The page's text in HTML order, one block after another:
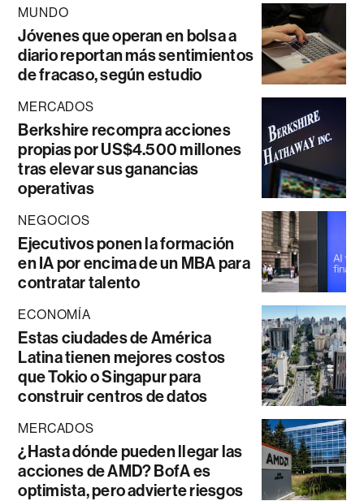
MUNDO
Jóvenes que operan en bolsa a
diario reportan más sentimientos
de fracaso, según estudio
MERCADOS
Berkshire recompra acciones
propias por US$4.500 millones
tras elevar sus ganancias
operativas
NEGOCIOS
Ejecutivos ponen la formación
en IA por encima de un MBA para
contratar talento
ECONOMÍA
Estas ciudades de América
Latina tienen mejores costos
que Tokio o Singapur para
construir centros de datos
MERCADOS
¿Hasta dónde pueden llegar las
acciones de AMD? BofA es
optimista, pero advierte riesgos